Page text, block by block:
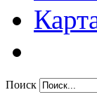
Поиск